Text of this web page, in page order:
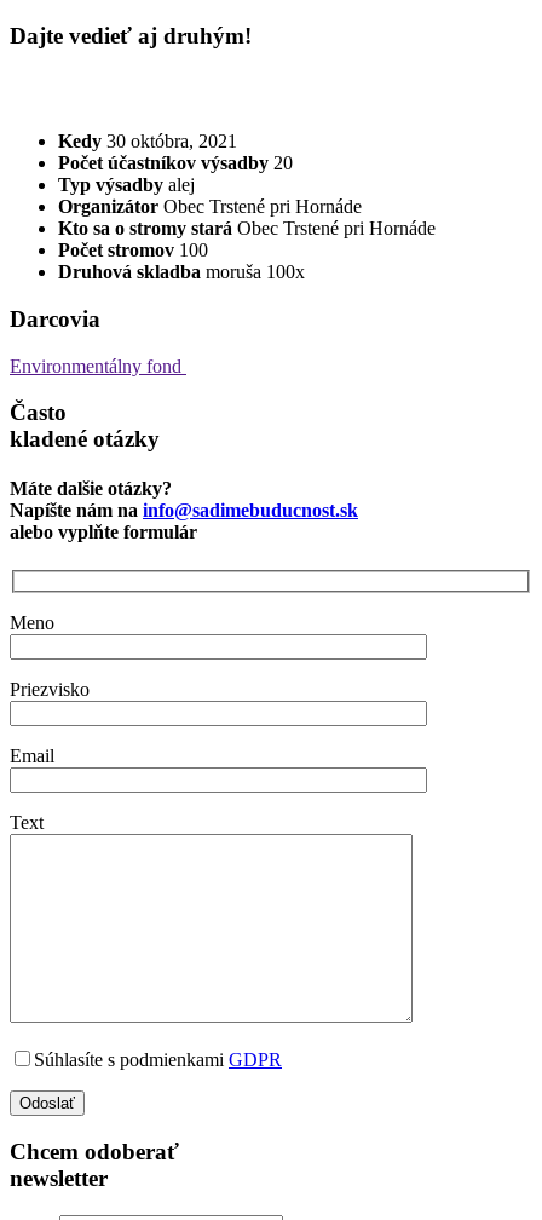
Dajte vedieť aj druhým!
Kedy 30 októbra, 2021
Počet účastníkov výsadby 20
Typ výsadby alej
Organizátor Obec Trstené pri Hornáde
Kto sa o stromy stará Obec Trstené pri Hornáde
Počet stromov 100
Druhová skladba moruša 100x
Darcovia
Environmentálny fond
Často
kladené otázky
Máte dalšie otázky?
Napíšte nám na info@sadimebuducnost.sk
alebo vyplňte formulár
Meno
Priezvisko
Email
Text
Súhlasíte s podmienkami GDPR
Chcem odoberať
newsletter